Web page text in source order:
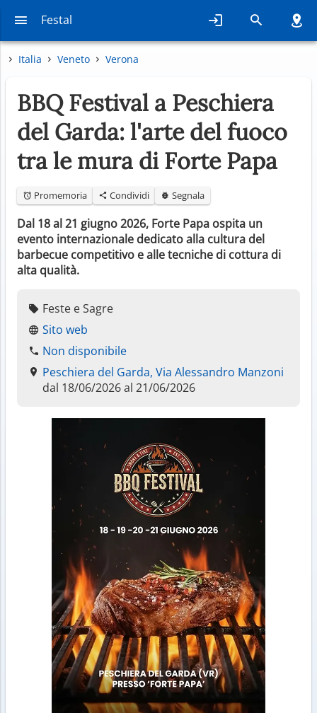
Festal
Italia Veneto Verona
BBQ Festival a Peschiera
del Garda: l'arte del fuoco
tra le mura di Forte Papa
Promemoria Condividi Segnala
Dal 18 al 21 giugno 2026, Forte Papa ospita un
evento internazionale dedicato alla cultura del
barbecue competitivo e alle tecniche di cottura di
alta qualità.
Feste e Sagre
Sito web
Non disponibile
Peschiera del Garda, Via Alessandro Manzoni
dal 18/06/2026 al 21/06/2026